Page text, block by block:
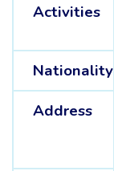
Activities
Nationality
Address